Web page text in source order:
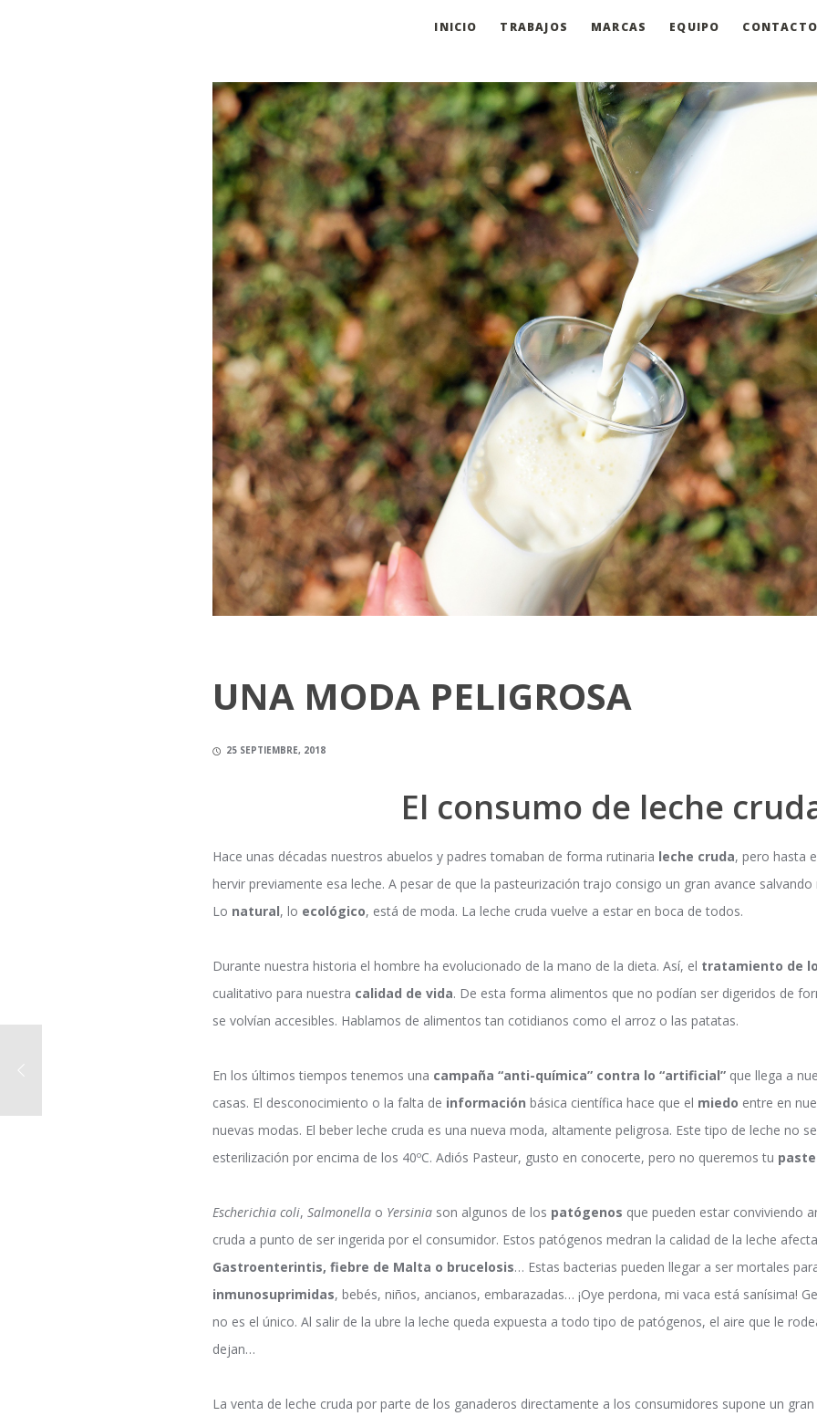
INICIO TRABAJOS MARCAS EQUIPO CONTACTO
UNA MODA PELIGROSA
25 SEPTIEMBRE, 2018
El consumo de leche
Hace unas décadas nuestros abuelos y padres tomaban de forma rutinaria leche cruda, pero hasta
hervir previamente esa leche. A pesar de que la pasteurización trajo consigo un gran avance
Lo natural, lo ecológico, está de moda. La leche cruda vuelve a estar en boca de todos.
Durante nuestra historia el hombre ha evolucionado de la mano de la dieta. Así, el tratamiento de
cualitativo para nuestra calidad de vida. De esta forma alimentos que no podían ser digeridos de
se volvían accesibles. Hablamos de alimentos tan cotidianos como el arroz o las patatas.
En los últimos tiempos tenemos una campaña “anti-química” contra lo “artificial” que llega a
casas. El desconocimiento o la falta de información básica científica hace que el miedo entre en
nuevas modas. El beber leche cruda es una nueva moda, altamente peligrosa. Este tipo de leche no
esterilización por encima de los 40ºC. Adiós Pasteur, gusto en conocerte, pero no queremos tu
Escherichia coli,Salmonella o Yersinia son algunos de los patógenos que pueden estar conviviendo
cruda a punto de ser ingerida por el consumidor. Estos patógenos medran la calidad de la leche
Gastroenterintis, fiebre de Malta o brucelosis… Estas bacterias pueden llegar a ser mortales
inmunosuprimidas, bebés, niños, ancianos, embarazadas… ¡Oye perdona, mi vaca está sanísima!
no es el único. Al salir de la ubre la leche queda expuesta a todo tipo de patógenos, el aire que le
dejan…
La venta de leche cruda por parte de los ganaderos directamente a los consumidores supone un